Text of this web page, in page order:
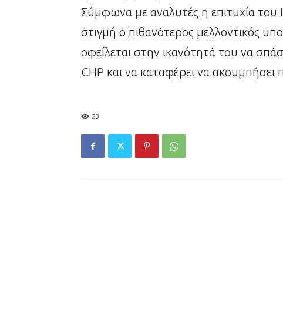
Σύμφωνα με αναλυτές η επιτυχία του
στιγμή ο πιθανότερος μελλοντικός
οφείλεται στην ικανότητά του να
CHP και να καταφέρει να
23